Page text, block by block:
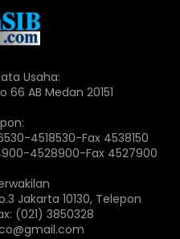
Usaha:
66 AB Medan 20151
4518530-Fax 4538150
4528900-Fax 4527900
Jakarta 10130, Telepon
(021) 3850328